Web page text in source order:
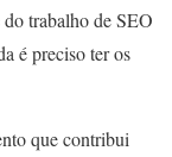
trabalho de SEO
é preciso ter os
que contribui